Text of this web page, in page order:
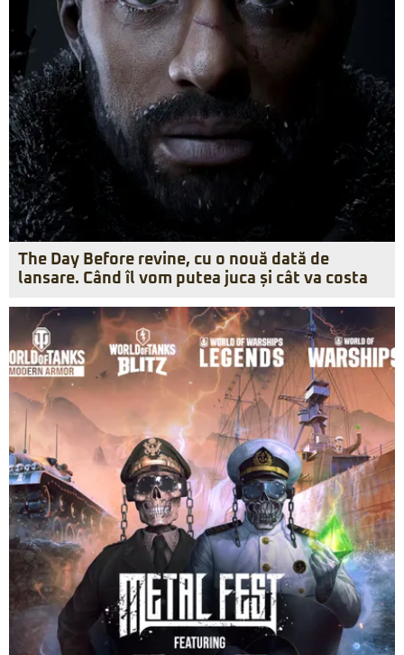
The Day Before revine, cu o nouă dată de
lansare. Când îl vom putea juca și cât va costa